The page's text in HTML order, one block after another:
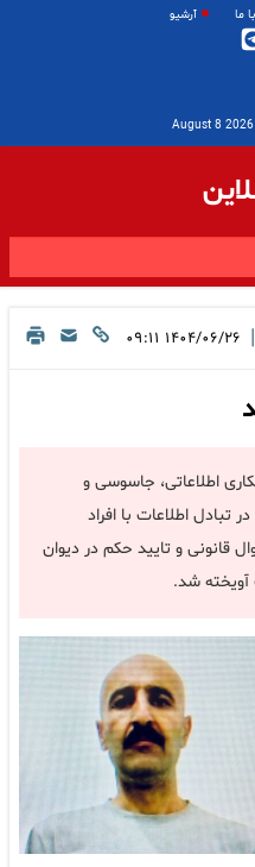
ما آرشیو
2026 August 8
| ۱۴۰۴/۰۶/۲۶ ۰۹:۱۱
اطلاعاتی، جاسوسی و
تبادل اطلاعات با افراد
قانونی و تایید حکم در دیوان
آویخته شد.